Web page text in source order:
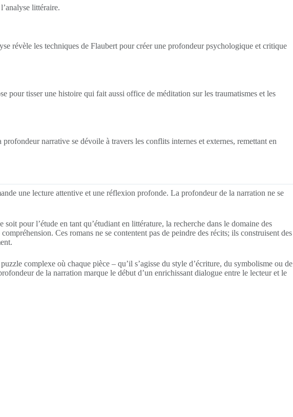
littéraire.
révèle les techniques de Flaubert pour créer une profondeur psychologique et critique
pour tisser une histoire qui fait aussi office de méditation sur les traumatismes et les
narrative se dévoile à travers les conflits internes et externes, remettant en
une lecture attentive et une réflexion profonde. La profondeur de la narration ne se
pour l’étude en tant qu’étudiant en littérature, la recherche dans le domaine des
Ces romans ne se contentent pas de peindre des récits; ils construisent des
complexe où chaque pièce – qu’il s’agisse du style d’écriture, du symbolisme ou de
de la narration marque le début d’un enrichissant dialogue entre le lecteur et le